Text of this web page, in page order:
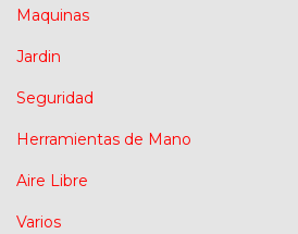
Maquinas
Jardin
Seguridad
Herramientas de Mano
Aire Libre
Varios